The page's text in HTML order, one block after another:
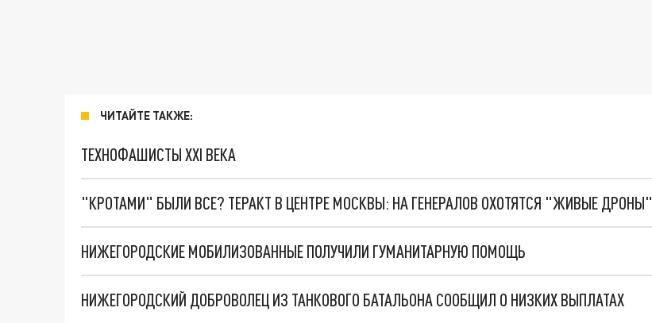
ЧИТАЙТЕ ТАКЖЕ:
ТЕХНОФАШИСТЫ XXI ВЕКА
"КРОТАМИ" БЫЛИ ВСЕ? ТЕРАКТ В ЦЕНТРЕ МОСКВЫ: НА ГЕНЕРАЛОВ ОХОТЯТСЯ "ЖИВЫЕ ДРОНЫ"
НИЖЕГОРОДСКИЕ МОБИЛИЗОВАННЫЕ ПОЛУЧИЛИ ГУМАНИТАРНУЮ ПОМОЩЬ
НИЖЕГОРОДСКИЙ ДОБРОВОЛЕЦ ИЗ ТАНКОВОГО БАТАЛЬОНА СООБЩИЛ О НИЗКИХ ВЫПЛАТАХ